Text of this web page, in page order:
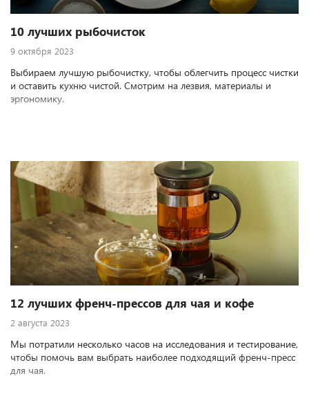
10 лучших рыбочисток
9 октября 2023
Выбираем лучшую рыбочистку, чтобы облегчить процесс чистки
и оставить кухню чистой. Смотрим на лезвия, материалы и
эргономику.
12 лучших френч-прессов для чая и кофе
2 августа 2023
Мы потратили несколько часов на исследования и тестирование,
чтобы помочь вам выбрать наиболее подходящий френч-пресс
для чая.